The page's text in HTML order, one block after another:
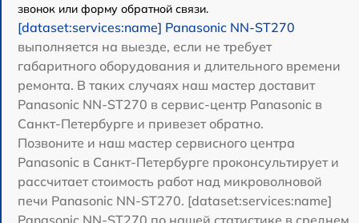
звонок или форму обратной связи.
[dataset:services:name] Panasonic NN-ST270
выполняется на выезде, если не требует
габаритного оборудования и длительного времени
ремонта. В таких случаях наш мастер доставит
Panasonic NN-ST270 в сервис-центр Panasonic в
Санкт-Петербурге и привезет обратно.
Позвоните и наш мастер сервисного центра
Panasonic в Санкт-Петербурге проконсультирует и
рассчитает стоимость работ над микроволновой
печи Panasonic NN-ST270. [dataset:services:name]
Panasonic NN-ST270 по нашей статистике в среднем